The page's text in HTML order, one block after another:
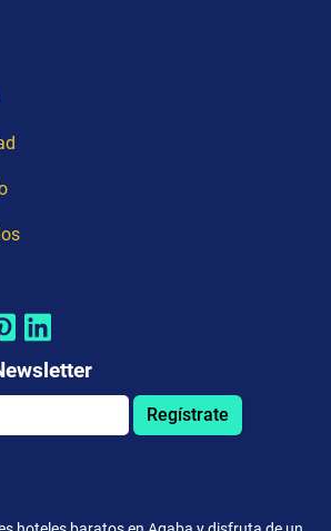
Regístrate